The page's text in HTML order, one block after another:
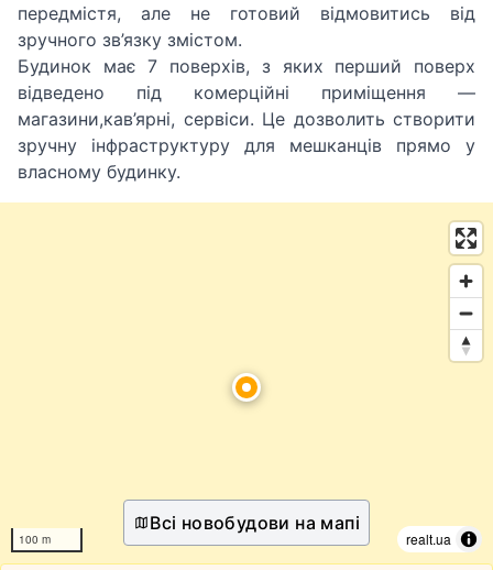
передмістя, але не готовий відмовитись від
зручного зв’язку змістом.
Будинок має 7 поверхів, з яких перший поверх
відведено під комерційні приміщення —
магазини,кав’ярні, сервіси. Це дозволить створити
зручну інфраструктуру для мешканців прямо у
власному будинку.
100 m realt.ua
Всі новобудови на мапі